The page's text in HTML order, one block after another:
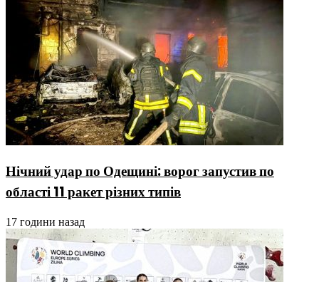
Нічний удар по Одещині: ворог запустив по
області 11 ракет різних типів
17 години назад